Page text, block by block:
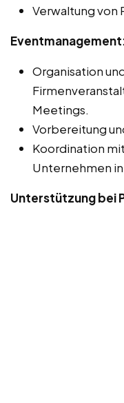
Verwaltung von
Organisation
Meetings.
Vorbereitung
Koordination
Unternehmen
Unterstützung bei